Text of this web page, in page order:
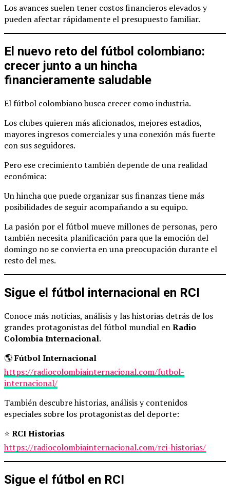
Los avances suelen tener costos financieros elevados y
pueden afectar rápidamente el presupuesto familiar.
El nuevo reto del fútbol colombiano:
crecer junto a un hincha
financieramente saludable
El fútbol colombiano busca crecer como industria.
Los clubes quieren más aficionados, mejores estadios,
mayores ingresos comerciales y una conexión más fuerte
con sus seguidores.
Pero ese crecimiento también depende de una realidad
económica:
Un hincha que puede organizar sus finanzas tiene más
posibilidades de seguir acompañando a su equipo.
La pasión por el fútbol mueve millones de personas, pero
también necesita planificación para que la emoción del
domingo no se convierta en una preocupación durante el
resto del mes.
Sigue el fútbol internacional en RCI
Conoce más noticias, análisis y las historias detrás de los
grandes protagonistas del fútbol mundial enRadio
Colombia Internacional.
🌎Fútbol Internacional
https://radiocolombiainternacional.com/futbol-
internacional/
También descubre historias, análisis y contenidos
especiales sobre los protagonistas del deporte:
⭐ RCI Historias
https://radiocolombiainternacional.com/rci-historias/
Sigue el fútbol en RCI